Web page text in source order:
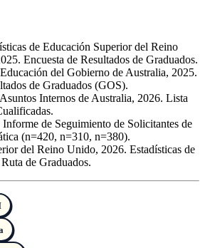
de Educación Superior del Reino
Encuesta de Resultados de Graduados.
del Gobierno de Australia, 2025.
de Graduados (GOS).
Internos de Australia, 2026. Lista
de Seguimiento de Solicitantes de
(n=420, n=310, n=380).
del Reino Unido, 2026. Estadísticas de
de Graduados.